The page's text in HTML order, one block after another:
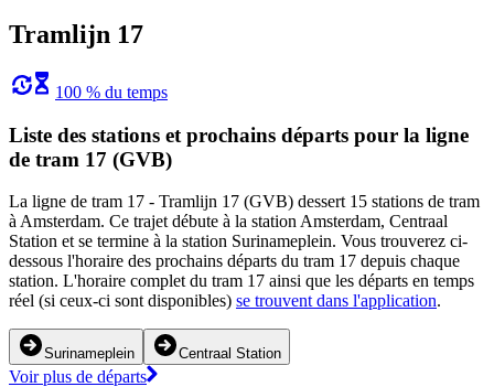
Tramlijn 17
100 % du temps
Liste des stations et prochains départs pour la ligne
de tram 17 (GVB)
La ligne de tram 17 - Tramlijn 17 (GVB) dessert 15 stations de tram
à Amsterdam. Ce trajet débute à la station Amsterdam, Centraal
Station et se termine à la station Surinameplein. Vous trouverez ci-
dessous l'horaire des prochains départs du tram 17 depuis chaque
station. L'horaire complet du tram 17 ainsi que les départs en temps
réel (si ceux-ci sont disponibles) se trouvent dans l'application.
Surinameplein Centraal Station
Voir plus de départs